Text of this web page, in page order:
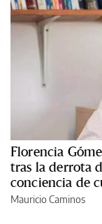
Florencia
tras la derrota
conciencia de
Mauricio Caminos